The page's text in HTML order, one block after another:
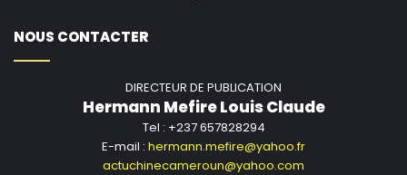
NOUS CONTACTER
DIRECTEUR DE PUBLICATION
Hermann Mefire Louis Claude
Tel : +237 657828294
E-mail : hermann.mefire@yahoo.fr
actuchinecameroun@yahoo.com